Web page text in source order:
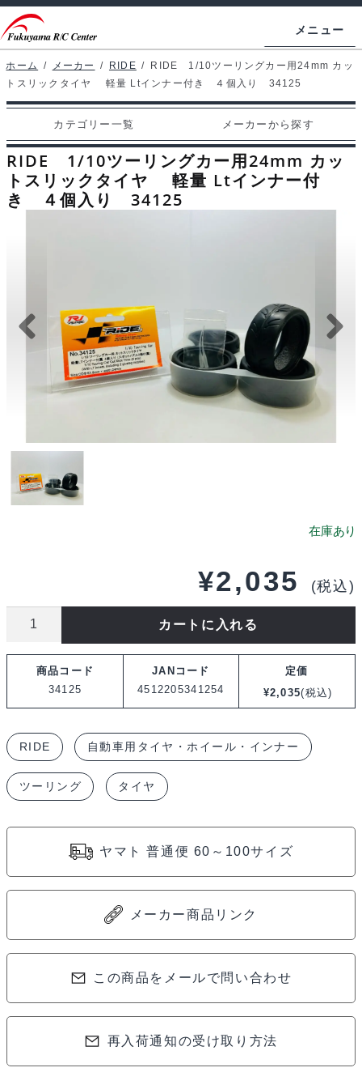
ビ
ゲ
ー
シ
ン
へ
ス
ン
テ
ン
ツ
ス
キ
ッ
メニュー
ホームページ
マイアカウント
カート
支払い
お問い合わせ
ブログ
ホーム / メーカー / RIDE / RIDE 1/10ツーリングカー用24mm カッ
トスリックタイヤ 軽量 Ltインナー付き ４個入り 34125
カテゴリー一覧 メーカーから探す
RIDE 1/10ツーリングカー用24mm カッ
トスリックタイヤ 軽量 Ltインナー付
き ４個入り 34125
¥2,035 (税込)
RIDE
リ
ン
グ
カ
ー
ッ
ス
リ
ク
ヤ
カートに入れる
商品コード
34125
JANコード
4512205341254
定価
¥2,035(税込)
RIDE 自動車用タイヤ・ホイール・インナー
ツーリング タイヤ
ヤマト 普通便 60～100サイズ
メーカー商品リンク
この商品をメールで問い合わせ
再入荷通知の受け取り方法